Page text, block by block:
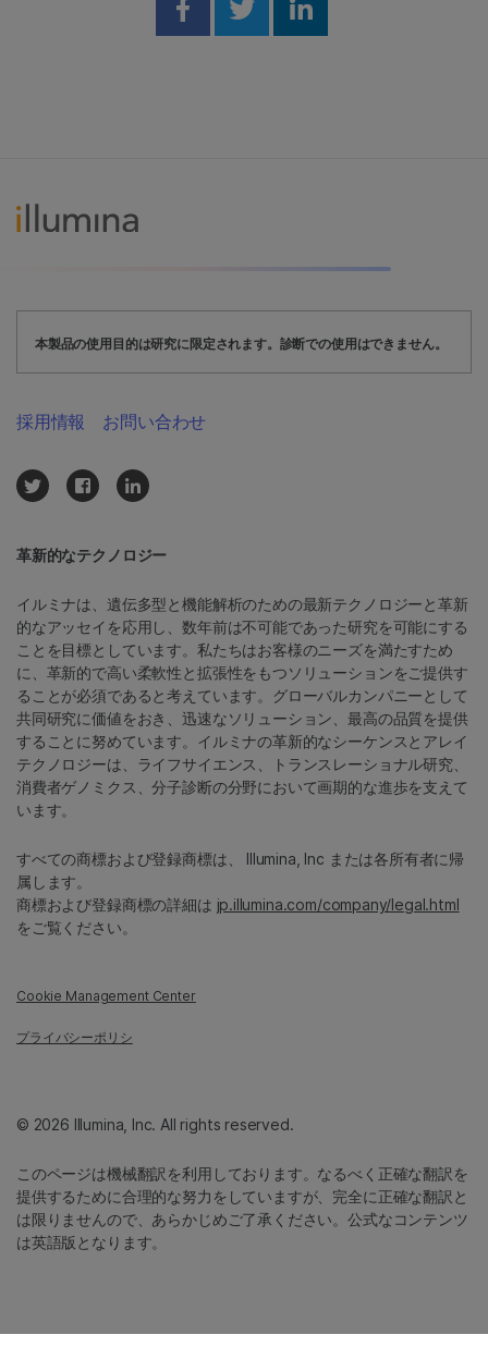
Share on Facebook
Share on Twitter
Share on
本製品の使用目的は研究に限定されます。診断での使用はできません。
このページは機械翻訳を利用しております。なるべく正確な翻訳を
提供するために合理的な努力をしていますが、完全に正確な翻訳と
は限りませんので、あらかじめご了承ください。公式なコンテンツ
は英語版となります。
革新的なテクノロジー
イルミナは、遺伝多型と機能解析のための最新テクノロジーと革新
的なアッセイを応用し、数年前は不可能であった研究を可能にする
ことを目標としています。私たちはお客様のニーズを満たすため
に、革新的で高い柔軟性と拡張性をもつソリューションをご提供す
ることが必須であると考えています。グローバルカンパニーとして
共同研究に価値をおき、迅速なソリューション、最高の品質を提供
することに努めています。イルミナの革新的なシーケンスとアレイ
テクノロジーは、ライフサイエンス、トランスレーショナル研究、
消費者ゲノミクス、分子診断の分野において画期的な進歩を支えて
います。
すべての商標および登録商標は、 Illumina, Inc または各所有者に帰
属します。
商標および登録商標の詳細は jp.illumina.com/company/legal.html
をご覧ください。
Cookie Management Center
プライバシーポリシ
採用情報 お問い合わせ
© 2026 Illumina, Inc. All rights reserved.